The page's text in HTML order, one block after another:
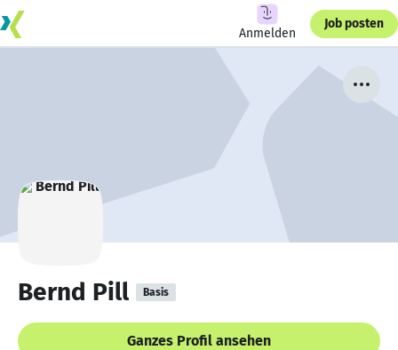
Anmelden
Job posten
Bernd Pill Basis
Ganzes Profil ansehen